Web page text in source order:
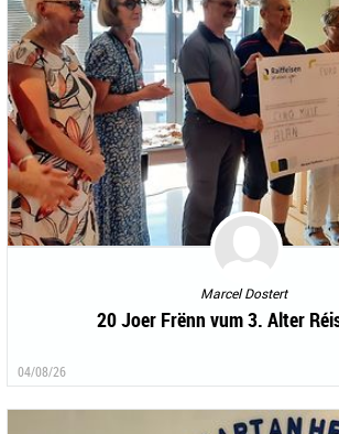
Marcel Dostert
20 Joer Frënn vum 3. Alter
04/08/26